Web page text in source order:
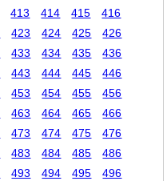
413 414 415
416
423 424 425
426
433 434 435
436
443 444 445
446
453 454 455
456
463 464 465
466
473 474 475
476
483 484 485
486
493 494 495
496